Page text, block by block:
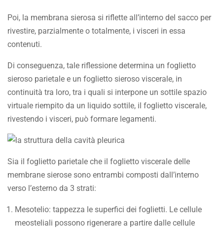
Poi, la membrana sierosa si riflette all’interno del sacco per
rivestire, parzialmente o totalmente, i visceri in essa
contenuti.
Di conseguenza, tale riflessione determina un foglietto
sieroso parietale e un foglietto sieroso viscerale, in
continuità tra loro, tra i quali si interpone un sottile spazio
virtuale riempito da un liquido sottile, il foglietto viscerale,
rivestendo i visceri, può formare legamenti.
Sia il foglietto parietale che il foglietto viscerale delle
membrane sierose sono entrambi composti dall’interno
verso l’esterno da 3 strati:
Mesotelio: tappezza le superfici dei foglietti. Le cellule
meosteliali possono rigenerare a partire dalle cellule